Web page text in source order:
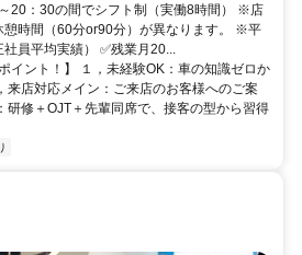
20：30の間でシフト制（実働8時間） ※店
憩時間（60分or90分）が異なります。 ※平
員平均実績） ✅残業月20...
イント！】 １，未経験OK：車の知識ゼロか
来店対応メイン：ご来店のお客様へのご案
研修＋OJT＋先輩同席で、接客の型から習得